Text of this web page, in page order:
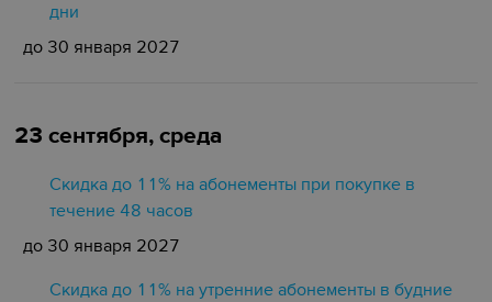
дни
до 30 января 2027
23 сентября, среда
Скидка до 11% на абонементы при покупке в
течение 48 часов
до 30 января 2027
Скидка до 11% на утренние абонементы в будние